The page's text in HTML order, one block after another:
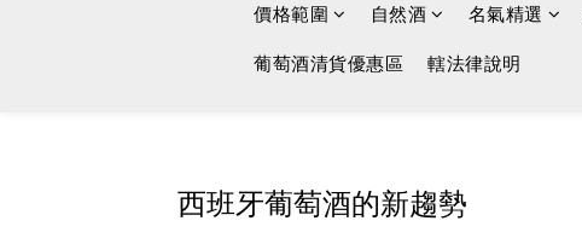
價格範圍 自然酒 名氣精選
葡萄酒清貨優惠區 轄法律說明
西班牙葡萄酒的新趨勢